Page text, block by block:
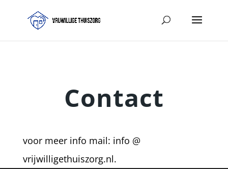
Contact
voor meer info mail: info @
vrijwilligethuiszorg.nl.